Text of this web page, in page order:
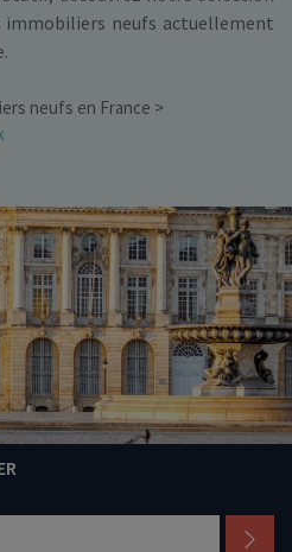
immobiliers neufs actuellement
neufs en France